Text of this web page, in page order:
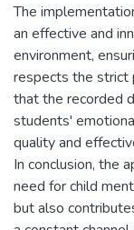
The
an effective and
environment,
respects the strict
that the recorded
students'
quality and
In conclusion, the
need for child
but also